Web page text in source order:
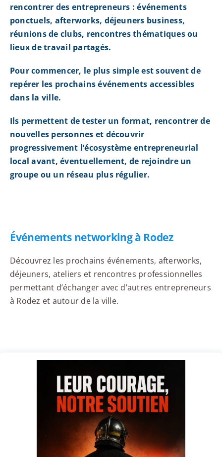
rencontrer des entrepreneurs : événements
ponctuels, afterworks, déjeuners business,
réunions de clubs, rencontres thématiques ou
lieux de travail partagés.
Pour commencer, le plus simple est souvent de
repérer les prochains événements accessibles
dans la ville.
Ils permettent de tester un format, rencontrer de
nouvelles personnes et découvrir
progressivement l’écosystème entrepreneurial
local avant, éventuellement, de rejoindre un
groupe ou un réseau plus régulier.
Événements networking à Rodez
Découvrez les prochains événements, afterworks,
déjeuners, ateliers et rencontres professionnelles
permettant d’échanger avec d’autres entrepreneurs
à Rodez et autour de la ville.